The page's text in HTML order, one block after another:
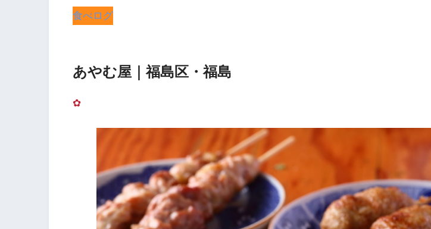
食べログ
あやむ屋｜福島区・福島
✿